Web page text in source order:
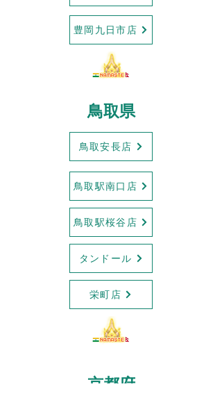
豊岡九日市店
鳥取県
鳥取安長店
鳥取駅南口店
鳥取駅桜谷店
タンドール
栄町店
京都府